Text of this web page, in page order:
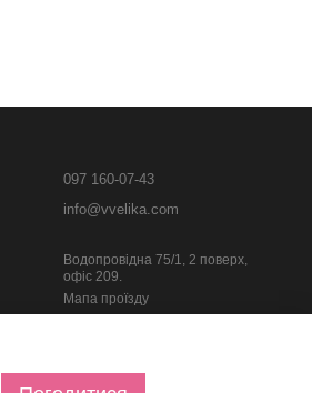
097 160-07-43
info@vvelika.com
Водопровідна 75/1, 2 поверх,
офіс 209.
Мапа проїзду